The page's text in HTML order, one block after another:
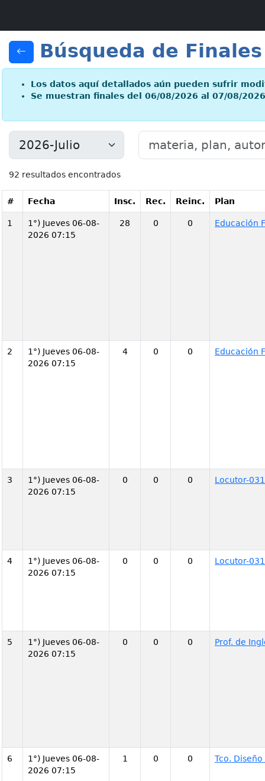
Búsqueda de Finales
Los datos aquí detallados aún pueden sufrir
Se muestran finales del 06/08/2026 al 07/08/2026
92 resultados encontrados
# Fecha Insc. Rec. Reinc. Plan
1
1°) Jueves 06-08-
2026 07:15
28 0 0 Educación
2
1°) Jueves 06-08-
2026 07:15
4 0 0 Educación
3
1°) Jueves 06-08-
2026 07:15
0 0 0 Locutor-
4
1°) Jueves 06-08-
2026 07:15
0 0 0 Locutor-
5
1°) Jueves 06-08-
2026 07:15
0 0 0 Prof. de
6
1°) Jueves 06-08-
2026 07:15
1 0 0 Tco.